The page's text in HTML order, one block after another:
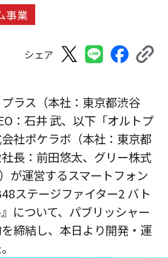
事業
シェア
ラス（本社：東京都渋谷
：石井 武、以下「オルトプ
社ポケラボ（本社：東京都
長：前田悠太、グリー株式
が運営するスマートフォン
ステージファイター2 バト
について、パブリッシャー
締結し、本日より開発・運